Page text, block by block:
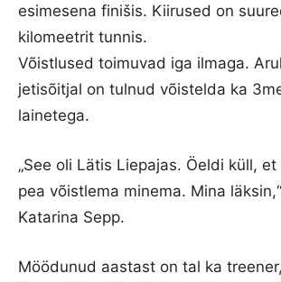
esimesena finišis. Kiirused on
kilomeetrit tunnis.
Võistlused toimuvad iga ilmaga.
jetisõitjal on tulnud võistelda ka
lainetega.
„See oli Lätis Liepajas. Öeldi küll,
pea võistlema minema. Mina
Katarina Sepp.
Möödunud aastast on tal ka